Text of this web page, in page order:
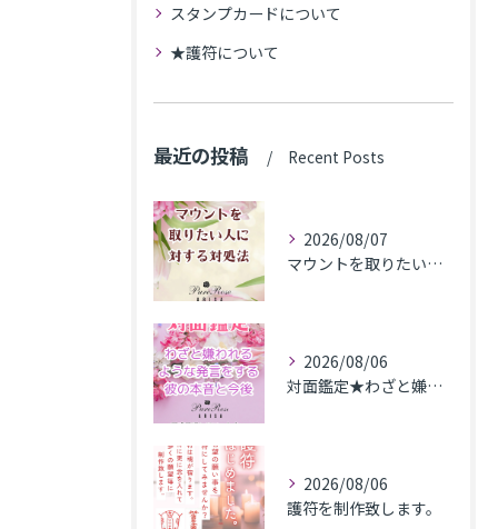
スタンプカードについて
★護符について
最近の投稿 Recent Posts
2026/08/07
マウントを取りたい人に対する対処法
2026/08/06
対面鑑定★わざと嫌われるような発言をする彼の本音と今後★埼玉県M.K様
2026/08/06
護符を制作致します。